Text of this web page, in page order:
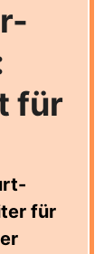
für
für